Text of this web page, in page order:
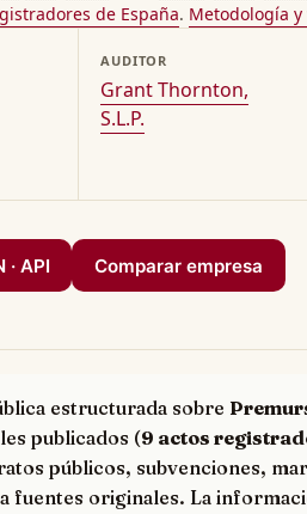
de España. Metodología
AUDITOR
Grant Thornton,
S.L.P.
· API Comparar empresa
estructurada sobre
publicados (9 actos
públicos, subvenciones,
fuentes originales. La